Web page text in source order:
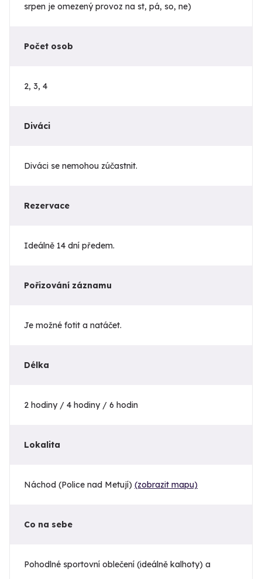
srpen je omezený provoz na st, pá, so, ne)
Počet osob
2, 3, 4
Diváci
Diváci se nemohou zúčastnit.
Rezervace
Ideálně 14 dní předem.
Pořizování záznamu
Je možné fotit a natáčet.
Délka
2 hodiny / 4 hodiny / 6 hodin
Lokalita
Náchod (Police nad Metují) (zobrazit mapu)
Co na sebe
Pohodlné sportovní oblečení (ideálně kalhoty) a